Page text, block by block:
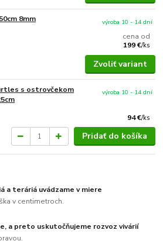
8mm
cena od
199 €/ks
výroba 10 - 14 dní
Zvoliť variant
s ostrovčekom
94 €/ks
výroba 10 - 14 dní
Pridať do košíka
a teráriá uvádzame v miere
v centimetroch.
a preto uskutočňujeme rozvoz vivárií